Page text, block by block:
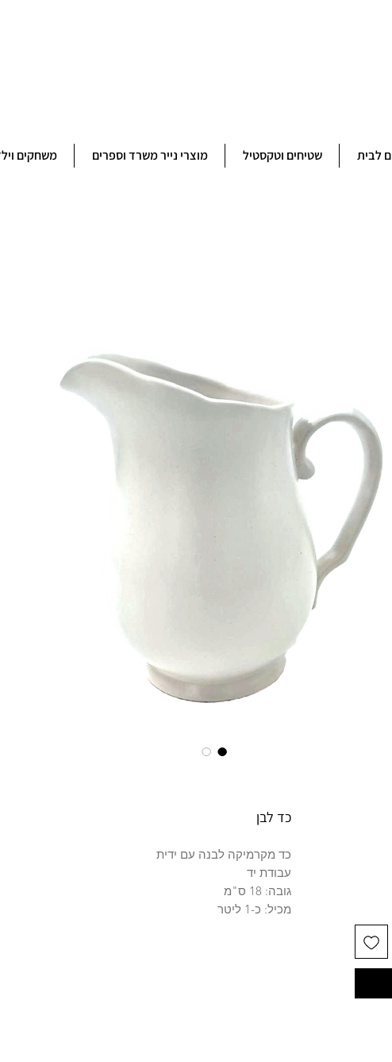
לבית שטיחים וטקסטיל מוצרי נייר משרד וספרים משחקים
כד לבן
כד מקרמיקה לבנה עם ידית
עבודת יד
גובה: 18 ס"מ
מכיל: כ-1 ליטר